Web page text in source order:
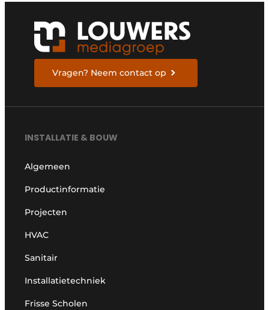
Vragen? Neem contact op
INSTALLATIE & BOUW
Algemeen
Productinformatie
Projecten
HVAC
Sanitair
Installatietechniek
Frisse Scholen